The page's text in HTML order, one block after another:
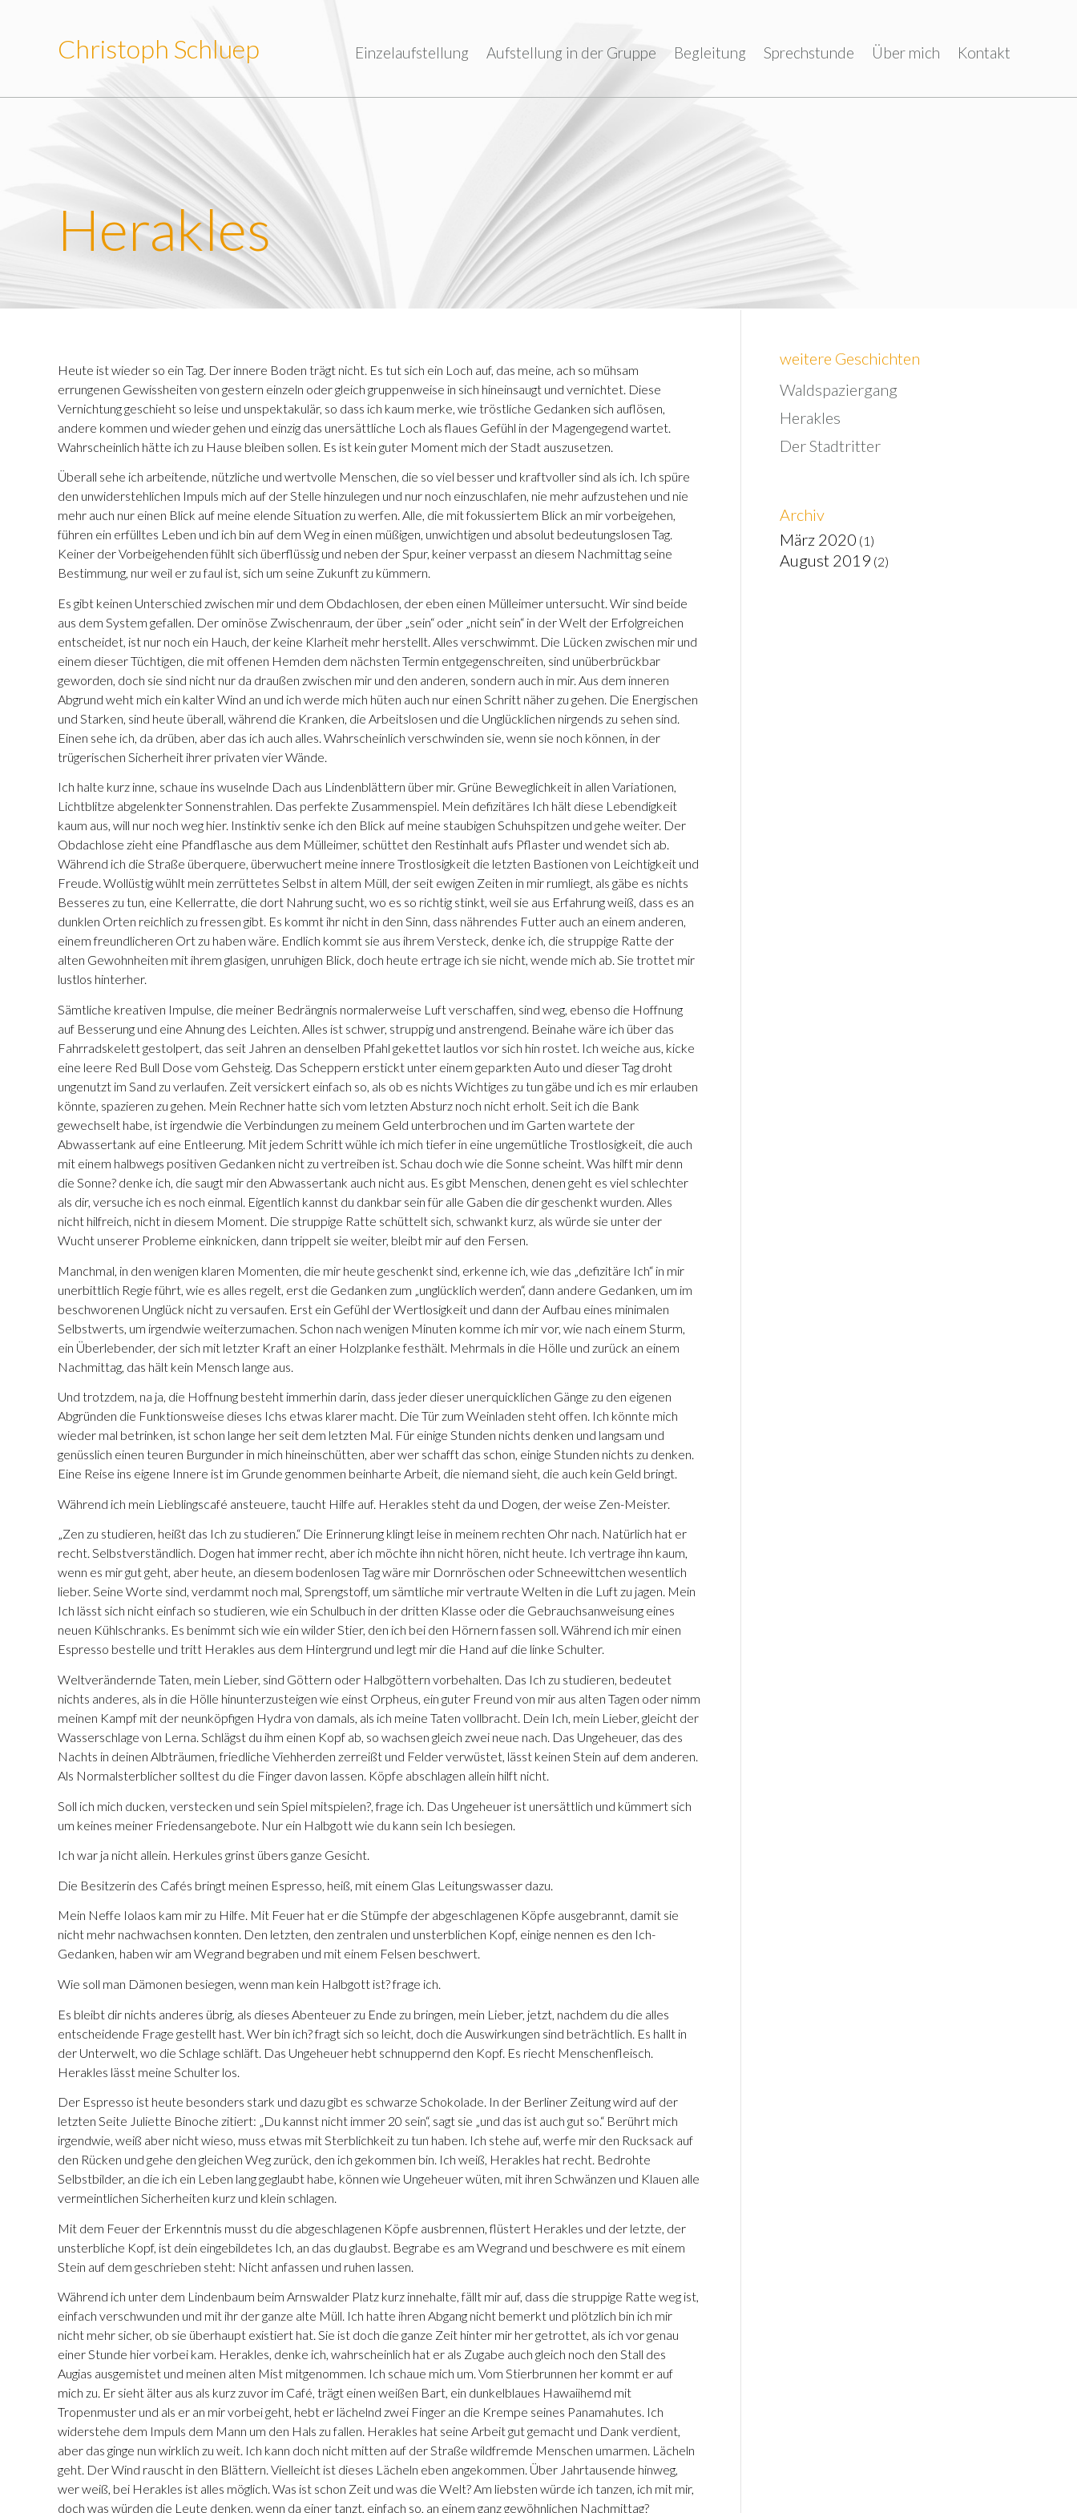
Christoph Schluep Einzelaufstellung Aufstellung in der Gruppe Begleitung Sprechstunde Über mich Kontakt
Herakles
Heute ist wieder so ein Tag. Der innere Boden trägt nicht. Es tut sich ein Loch auf, das meine, ach so mühsam
errungenen Gewissheiten von gestern einzeln oder gleich gruppenweise in sich hineinsaugt und vernichtet. Diese
Vernichtung geschieht so leise und unspektakulär, so dass ich kaum merke, wie tröstliche Gedanken sich auflösen,
andere kommen und wieder gehen und einzig das unersättliche Loch als flaues Gefühl in der Magengegend wartet.
Wahrscheinlich hätte ich zu Hause bleiben sollen. Es ist kein guter Moment mich der Stadt auszusetzen.
Überall sehe ich arbeitende, nützliche und wertvolle Menschen, die so viel besser und kraftvoller sind als ich. Ich spüre
den unwiderstehlichen Impuls mich auf der Stelle hinzulegen und nur noch einzuschlafen, nie mehr aufzustehen und nie
mehr auch nur einen Blick auf meine elende Situation zu werfen. Alle, die mit fokussiertem Blick an mir vorbeigehen,
führen ein erfülltes Leben und ich bin auf dem Weg in einen müßigen, unwichtigen und absolut bedeutungslosen Tag.
Keiner der Vorbeigehenden fühlt sich überflüssig und neben der Spur, keiner verpasst an diesem Nachmittag seine
Bestimmung, nur weil er zu faul ist, sich um seine Zukunft zu kümmern.
Es gibt keinen Unterschied zwischen mir und dem Obdachlosen, der eben einen Mülleimer untersucht. Wir sind beide
aus dem System gefallen. Der ominöse Zwischenraum, der über „sein“ oder „nicht sein“ in der Welt der Erfolgreichen
entscheidet, ist nur noch ein Hauch, der keine Klarheit mehr herstellt. Alles verschwimmt. Die Lücken zwischen mir und
einem dieser Tüchtigen, die mit offenen Hemden dem nächsten Termin entgegenschreiten, sind unüberbrückbar
geworden, doch sie sind nicht nur da draußen zwischen mir und den anderen, sondern auch in mir. Aus dem inneren
Abgrund weht mich ein kalter Wind an und ich werde mich hüten auch nur einen Schritt näher zu gehen. Die Energischen
und Starken, sind heute überall, während die Kranken, die Arbeitslosen und die Unglücklichen nirgends zu sehen sind.
Einen sehe ich, da drüben, aber das ich auch alles. Wahrscheinlich verschwinden sie, wenn sie noch können, in der
trügerischen Sicherheit ihrer privaten vier Wände.
Ich halte kurz inne, schaue ins wuselnde Dach aus Lindenblättern über mir. Grüne Beweglichkeit in allen Variationen,
Lichtblitze abgelenkter Sonnenstrahlen. Das perfekte Zusammenspiel. Mein defizitäres Ich hält diese Lebendigkeit
kaum aus, will nur noch weg hier. Instinktiv senke ich den Blick auf meine staubigen Schuhspitzen und gehe weiter. Der
Obdachlose zieht eine Pfandflasche aus dem Mülleimer, schüttet den Restinhalt aufs Pflaster und wendet sich ab.
Während ich die Straße überquere, überwuchert meine innere Trostlosigkeit die letzten Bastionen von Leichtigkeit und
Freude. Wollüstig wühlt mein zerrüttetes Selbst in altem Müll, der seit ewigen Zeiten in mir rumliegt, als gäbe es nichts
Besseres zu tun, eine Kellerratte, die dort Nahrung sucht, wo es so richtig stinkt, weil sie aus Erfahrung weiß, dass es an
dunklen Orten reichlich zu fressen gibt. Es kommt ihr nicht in den Sinn, dass nährendes Futter auch an einem anderen,
einem freundlicheren Ort zu haben wäre. Endlich kommt sie aus ihrem Versteck, denke ich, die struppige Ratte der
alten Gewohnheiten mit ihrem glasigen, unruhigen Blick, doch heute ertrage ich sie nicht, wende mich ab. Sie trottet mir
lustlos hinterher.
Sämtliche kreativen Impulse, die meiner Bedrängnis normalerweise Luft verschaffen, sind weg, ebenso die Hoffnung
auf Besserung und eine Ahnung des Leichten. Alles ist schwer, struppig und anstrengend. Beinahe wäre ich über das
Fahrradskelett gestolpert, das seit Jahren an denselben Pfahl gekettet lautlos vor sich hin rostet. Ich weiche aus, kicke
eine leere Red Bull Dose vom Gehsteig. Das Scheppern erstickt unter einem geparkten Auto und dieser Tag droht
ungenutzt im Sand zu verlaufen. Zeit versickert einfach so, als ob es nichts Wichtiges zu tun gäbe und ich es mir erlauben
könnte, spazieren zu gehen. Mein Rechner hatte sich vom letzten Absturz noch nicht erholt. Seit ich die Bank
gewechselt habe, ist irgendwie die Verbindungen zu meinem Geld unterbrochen und im Garten wartete der
Abwassertank auf eine Entleerung. Mit jedem Schritt wühle ich mich tiefer in eine ungemütliche Trostlosigkeit, die auch
mit einem halbwegs positiven Gedanken nicht zu vertreiben ist. Schau doch wie die Sonne scheint. Was hilft mir denn
die Sonne? denke ich, die saugt mir den Abwassertank auch nicht aus. Es gibt Menschen, denen geht es viel schlechter
als dir, versuche ich es noch einmal. Eigentlich kannst du dankbar sein für alle Gaben die dir geschenkt wurden. Alles
nicht hilfreich, nicht in diesem Moment. Die struppige Ratte schüttelt sich, schwankt kurz, als würde sie unter der
Wucht unserer Probleme einknicken, dann trippelt sie weiter, bleibt mir auf den Fersen.
Manchmal, in den wenigen klaren Momenten, die mir heute geschenkt sind, erkenne ich, wie das „defizitäre Ich“ in mir
unerbittlich Regie führt, wie es alles regelt, erst die Gedanken zum „unglücklich werden“, dann andere Gedanken, um im
beschworenen Unglück nicht zu versaufen. Erst ein Gefühl der Wertlosigkeit und dann der Aufbau eines minimalen
Selbstwerts, um irgendwie weiterzumachen. Schon nach wenigen Minuten komme ich mir vor, wie nach einem Sturm,
ein Überlebender, der sich mit letzter Kraft an einer Holzplanke festhält. Mehrmals in die Hölle und zurück an einem
Nachmittag, das hält kein Mensch lange aus.
Und trotzdem, na ja, die Hoffnung besteht immerhin darin, dass jeder dieser unerquicklichen Gänge zu den eigenen
Abgründen die Funktionsweise dieses Ichs etwas klarer macht. Die Tür zum Weinladen steht offen. Ich könnte mich
wieder mal betrinken, ist schon lange her seit dem letzten Mal. Für einige Stunden nichts denken und langsam und
genüsslich einen teuren Burgunder in mich hineinschütten, aber wer schafft das schon, einige Stunden nichts zu denken.
Eine Reise ins eigene Innere ist im Grunde genommen beinharte Arbeit, die niemand sieht, die auch kein Geld bringt.
Während ich mein Lieblingscafé ansteuere, taucht Hilfe auf. Herakles steht da und Dogen, der weise Zen-Meister.
„Zen zu studieren, heißt das Ich zu studieren.“ Die Erinnerung klingt leise in meinem rechten Ohr nach. Natürlich hat er
recht. Selbstverständlich. Dogen hat immer recht, aber ich möchte ihn nicht hören, nicht heute. Ich vertrage ihn kaum,
wenn es mir gut geht, aber heute, an diesem bodenlosen Tag wäre mir Dornröschen oder Schneewittchen wesentlich
lieber. Seine Worte sind, verdammt noch mal, Sprengstoff, um sämtliche mir vertraute Welten in die Luft zu jagen. Mein
Ich lässt sich nicht einfach so studieren, wie ein Schulbuch in der dritten Klasse oder die Gebrauchsanweisung eines
neuen Kühlschranks. Es benimmt sich wie ein wilder Stier, den ich bei den Hörnern fassen soll. Während ich mir einen
Espresso bestelle und tritt Herakles aus dem Hintergrund und legt mir die Hand auf die linke Schulter.
Weltverändernde Taten, mein Lieber, sind Göttern oder Halbgöttern vorbehalten. Das Ich zu studieren, bedeutet
nichts anderes, als in die Hölle hinunterzusteigen wie einst Orpheus, ein guter Freund von mir aus alten Tagen oder nimm
meinen Kampf mit der neunköpfigen Hydra von damals, als ich meine Taten vollbracht. Dein Ich, mein Lieber, gleicht der
Wasserschlage von Lerna. Schlägst du ihm einen Kopf ab, so wachsen gleich zwei neue nach. Das Ungeheuer, das des
Nachts in deinen Albträumen, friedliche Viehherden zerreißt und Felder verwüstet, lässt keinen Stein auf dem anderen.
Als Normalsterblicher solltest du die Finger davon lassen. Köpfe abschlagen allein hilft nicht.
Soll ich mich ducken, verstecken und sein Spiel mitspielen?, frage ich. Das Ungeheuer ist unersättlich und kümmert sich
um keines meiner Friedensangebote. Nur ein Halbgott wie du kann sein Ich besiegen.
Ich war ja nicht allein. Herkules grinst übers ganze Gesicht.
Die Besitzerin des Cafés bringt meinen Espresso, heiß, mit einem Glas Leitungswasser dazu.
Mein Neffe Iolaos kam mir zu Hilfe. Mit Feuer hat er die Stümpfe der abgeschlagenen Köpfe ausgebrannt, damit sie
nicht mehr nachwachsen konnten. Den letzten, den zentralen und unsterblichen Kopf, einige nennen es den Ich-
Gedanken, haben wir am Wegrand begraben und mit einem Felsen beschwert.
Wie soll man Dämonen besiegen, wenn man kein Halbgott ist? frage ich.
Es bleibt dir nichts anderes übrig, als dieses Abenteuer zu Ende zu bringen, mein Lieber, jetzt, nachdem du die alles
entscheidende Frage gestellt hast. Wer bin ich? fragt sich so leicht, doch die Auswirkungen sind beträchtlich. Es hallt in
der Unterwelt, wo die Schlage schläft. Das Ungeheuer hebt schnuppernd den Kopf. Es riecht Menschenfleisch.
Herakles lässt meine Schulter los.
Der Espresso ist heute besonders stark und dazu gibt es schwarze Schokolade. In der Berliner Zeitung wird auf der
letzten Seite Juliette Binoche zitiert: „Du kannst nicht immer 20 sein“, sagt sie „und das ist auch gut so.“ Berührt mich
irgendwie, weiß aber nicht wieso, muss etwas mit Sterblichkeit zu tun haben. Ich stehe auf, werfe mir den Rucksack auf
den Rücken und gehe den gleichen Weg zurück, den ich gekommen bin. Ich weiß, Herakles hat recht. Bedrohte
Selbstbilder, an die ich ein Leben lang geglaubt habe, können wie Ungeheuer wüten, mit ihren Schwänzen und Klauen alle
vermeintlichen Sicherheiten kurz und klein schlagen.
Mit dem Feuer der Erkenntnis musst du die abgeschlagenen Köpfe ausbrennen, flüstert Herakles und der letzte, der
unsterbliche Kopf, ist dein eingebildetes Ich, an das du glaubst. Begrabe es am Wegrand und beschwere es mit einem
Stein auf dem geschrieben steht: Nicht anfassen und ruhen lassen.
Während ich unter dem Lindenbaum beim Arnswalder Platz kurz innehalte, fällt mir auf, dass die struppige Ratte weg ist,
einfach verschwunden und mit ihr der ganze alte Müll. Ich hatte ihren Abgang nicht bemerkt und plötzlich bin ich mir
nicht mehr sicher, ob sie überhaupt existiert hat. Sie ist doch die ganze Zeit hinter mir her getrottet, als ich vor genau
einer Stunde hier vorbei kam. Herakles, denke ich, wahrscheinlich hat er als Zugabe auch gleich noch den Stall des
Augias ausgemistet und meinen alten Mist mitgenommen. Ich schaue mich um. Vom Stierbrunnen her kommt er auf
mich zu. Er sieht älter aus als kurz zuvor im Café, trägt einen weißen Bart, ein dunkelblaues Hawaiihemd mit
Tropenmuster und als er an mir vorbei geht, hebt er lächelnd zwei Finger an die Krempe seines Panamahutes. Ich
widerstehe dem Impuls dem Mann um den Hals zu fallen. Herakles hat seine Arbeit gut gemacht und Dank verdient,
aber das ginge nun wirklich zu weit. Ich kann doch nicht mitten auf der Straße wildfremde Menschen umarmen. Lächeln
geht. Der Wind rauscht in den Blättern. Vielleicht ist dieses Lächeln eben angekommen. Über Jahrtausende hinweg,
wer weiß, bei Herakles ist alles möglich. Was ist schon Zeit und was die Welt? Am liebsten würde ich tanzen, ich mit mir,
doch was würden die Leute denken, wenn da einer tanzt, einfach so, an einem ganz gewöhnlichen Nachmittag?
weitere Geschichten
Waldspaziergang
Herakles
Der Stadtritter
Archiv
März 2020 (1)
August 2019 (2)